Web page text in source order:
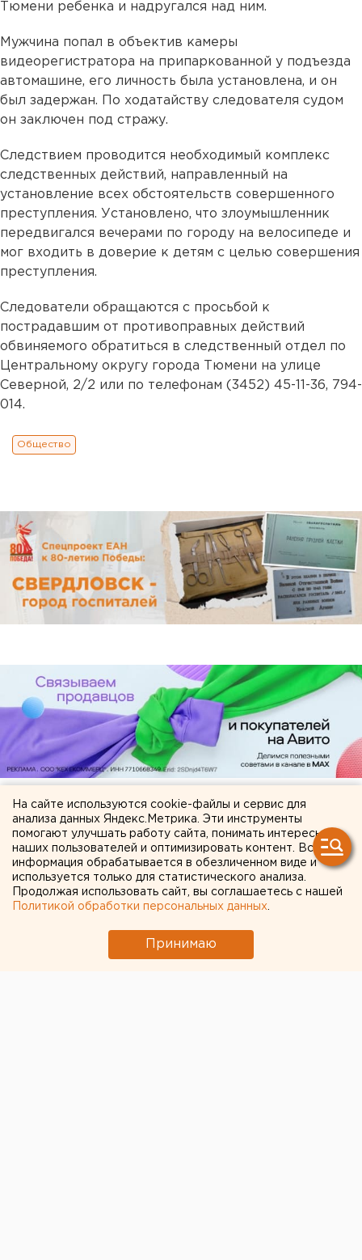
Тюмени ребенка и надругался над ним.
Мужчина попал в объектив камеры
видеорегистратора на припаркованной у подъезда
автомашине, его личность была установлена, и он
был задержан. По ходатайству следователя судом
он заключен под стражу.
Следствием проводится необходимый комплекс
следственных действий, направленный на
установление всех обстоятельств совершенного
преступления. Установлено, что злоумышленник
передвигался вечерами по городу на велосипеде и
мог входить в доверие к детям с целью совершения
преступления.
Следователи обращаются с просьбой к
пострадавшим от противоправных действий
обвиняемого обратиться в следственный отдел по
Центральному округу города Тюмени на улице
Северной, 2/2 или по телефонам (3452) 45-11-36, 794-
014.
Общество
ЧИТАЙТЕ ТАКЖЕ:
В Екатеринбурге горит склад Wildberries
Ракетная опасность угрожает Челябинской
области
Участок с челябинским элеватором выставят
на аукцион по КРТ в этом году
На сайте используются cookie-файлы и сервис для
анализа данных Яндекс.Метрика. Эти инструменты
помогают улучшать работу сайта, понимать интересы
наших пользователей и оптимизировать контент. Вся
информация обрабатывается в обезличенном виде и
используется только для статистического анализа.
Продолжая использовать сайт, вы соглашаетесь с нашей
Политикой обработки персональных данных
Принимаю